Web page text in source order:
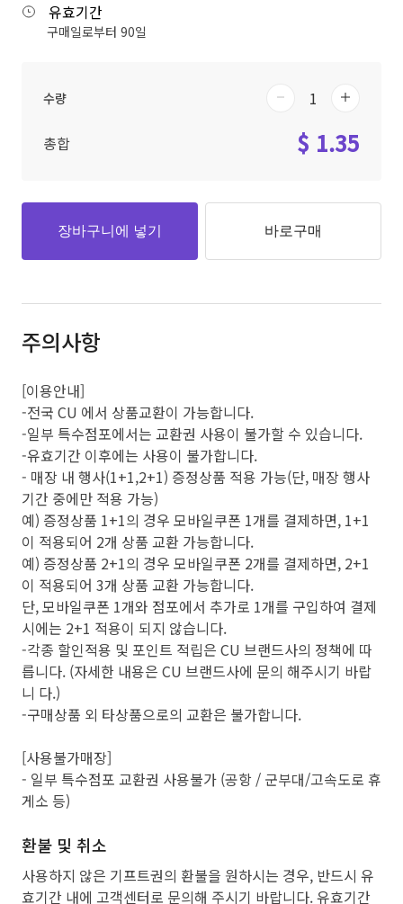
유효기간
구매일로부터 90일
수량
총합 $ 1.35
장바구니에 넣기 바로구매
주의사항
[이용안내]
-전국 CU 에서 상품교환이 가능합니다.
-일부 특수점포에서는 교환권 사용이 불가할 수 있습니다.
-유효기간 이후에는 사용이 불가합니다.
- 매장 내 행사(1+1,2+1) 증정상품 적용 가능(단, 매장 행사
기간 중에만 적용 가능)
예) 증정상품 1+1의 경우 모바일쿠폰 1개를 결제하면, 1+1
이 적용되어 2개 상품 교환 가능합니다.
예) 증정상품 2+1의 경우 모바일쿠폰 2개를 결제하면, 2+1
이 적용되어 3개 상품 교환 가능합니다.
단, 모바일쿠폰 1개와 점포에서 추가로 1개를 구입하여 결제
시에는 2+1 적용이 되지 않습니다.
-각종 할인적용 및 포인트 적립은 CU 브랜드사의 정책에 따
릅니다. (자세한 내용은 CU 브랜드사에 문의 해주시기 바랍
니 다.)
-구매상품 외 타상품으로의 교환은 불가합니다.
[사용불가매장]
- 일부 특수점포 교환권 사용불가 (공항 / 군부대/고속도로 휴
게소 등)
환불 및 취소
사용하지 않은 기프트권의 환불을 원하시는 경우, 반드시 유
효기간 내에 고객센터로 문의해 주시기 바랍니다. 유효기간